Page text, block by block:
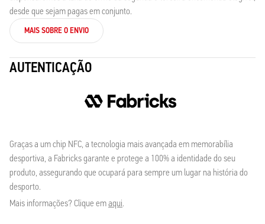
desde que sejam pagas em conjunto.
MAIS SOBRE O ENVIO
AUTENTICAÇÃO
Graças a um chip NFC, a tecnologia mais avançada em memorabília
desportiva, a Fabricks garante e protege a 100% a identidade do seu
produto, assegurando que ocupará para sempre um lugar na história do
desporto.
Mais informações? Clique emaqui.